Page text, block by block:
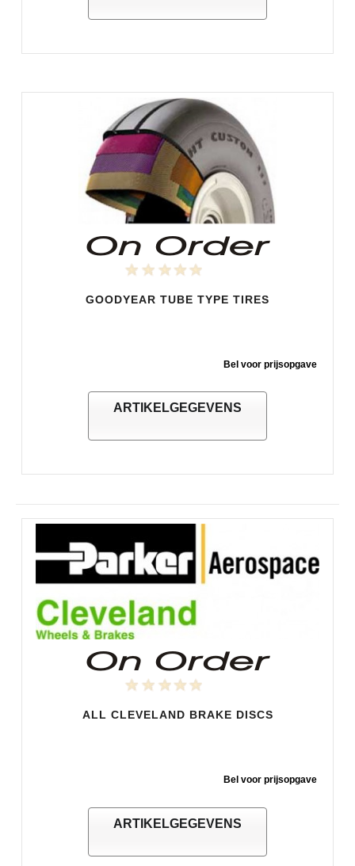
GOODYEAR TUBE TYPE TIRES
Bel voor prijsopgave
ARTIKELGEGEVENS
ALL CLEVELAND BRAKE DISCS
Bel voor prijsopgave
ARTIKELGEGEVENS